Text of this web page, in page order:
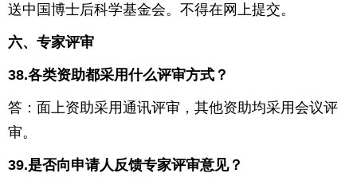
送中国博士后科学基金会。不得在网上提交。
六、专家评审
38.各类资助都采用什么评审方式？
答：面上资助采用通讯评审，其他资助均采用会议评
审。
39.是否向申请人反馈专家评审意见？